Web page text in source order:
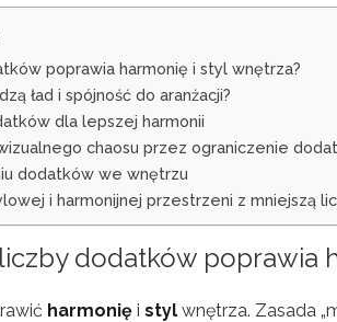
poprawia harmonię i styl wnętrza?
ład i spójność do aranżacji?
dla lepszej harmonii
chaosu przez ograniczenie
dodatków we wnętrzu
i harmonijnej przestrzeni z mniejszą
dodatków poprawia
harmonię i styl wnętrza. Zasada